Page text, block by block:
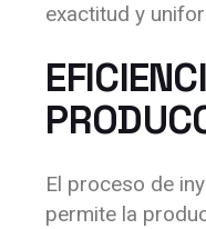
exactitud y
El proceso de
permite la